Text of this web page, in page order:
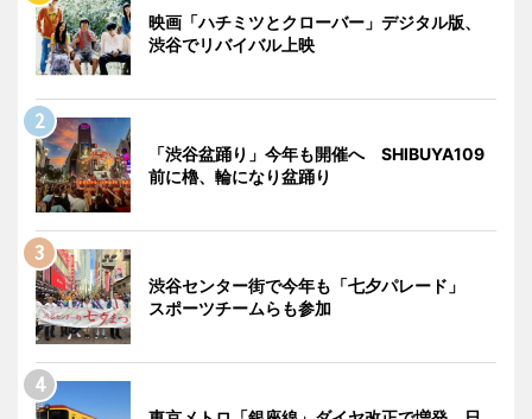
映画「ハチミツとクローバー」デジタル版、
渋谷でリバイバル上映
「渋谷盆踊り」今年も開催へ SHIBUYA109
前に櫓、輪になり盆踊り
渋谷センター街で今年も「七夕パレード」
スポーツチームらも参加